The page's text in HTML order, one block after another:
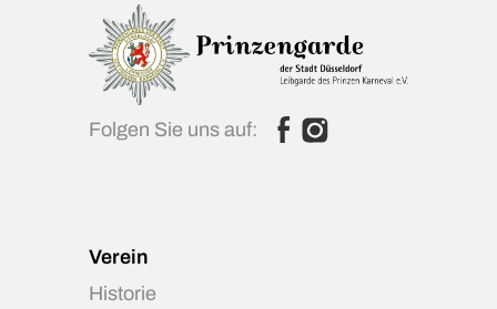
Folgen Sie uns auf:
Verein
Historie